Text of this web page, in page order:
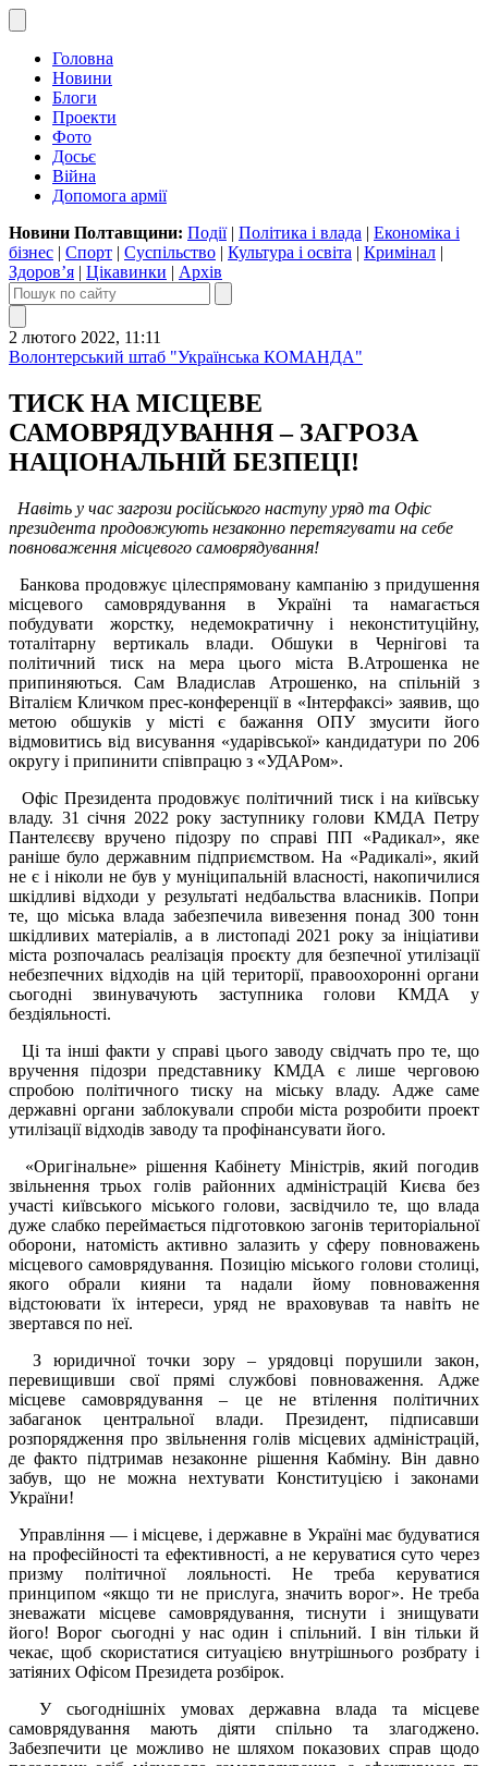
Головна
Новини
Блоги
Проекти
Фото
Досьє
Війна
Допомога армії
Новини Полтавщини: Події| Політика і влада | Економіка і
бізнес | Спорт | Суспільство | Культура і освіта | Кримінал |
Здоров’я | Цікавинки | Архів
2 лютого 2022, 11:11
Волонтерський штаб "Українська КОМАНДА"
ТИСК НА МІСЦЕВЕ
САМОВРЯДУВАННЯ – ЗАГРОЗА
НАЦІОНАЛЬНІЙ БЕЗПЕЦІ!
Навіть у час загрози російського наступу уряд та Офіс
президента продовжують незаконно перетягувати на себе
повноваження місцевого самоврядування!
Банкова продовжує цілеспрямовану кампанію з придушення
місцевого самоврядування в Україні та намагається
побудувати жорстку, недемократичну і неконституційну,
тоталітарну вертикаль влади. Обшуки в Чернігові та
політичний тиск на мера цього міста В.Атрошенка не
припиняються. Сам Владислав Атрошенко, на спільній з
Віталієм Кличком прес-конференції в «Інтерфаксі» заявив, що
метою обшуків у місті є бажання ОПУ змусити його
відмовитись від висування «ударівської» кандидатури по 206
округу і припинити співпрацю з «УДАРом».
Офіс Президента продовжує політичний тиск і на київську
владу. 31 січня 2022 року заступнику голови КМДА Петру
Пантелєєву вручено підозру по справі ПП «Радикал», яке
раніше було державним підприємством. На «Радикалі», який
не є і ніколи не був у муніципальній власності, накопичилися
шкідливі відходи у результаті недбальства власників. Попри
те, що міська влада забезпечила вивезення понад 300 тонн
шкідливих матеріалів, а в листопаді 2021 року за ініціативи
міста розпочалась реалізація проєкту для безпечної утилізації
небезпечних відходів на цій території, правоохоронні органи
сьогодні звинувачують заступника голови КМДА у
бездіяльності.
Ці та інші факти у справі цього заводу свідчать про те, що
вручення підозри представнику КМДА є лише черговою
спробою політичного тиску на міську владу. Адже саме
державні органи заблокували спроби міста розробити проект
утилізації відходів заводу та профінансувати його.
«Оригінальне» рішення Кабінету Міністрів, який погодив
звільнення трьох голів районних адміністрацій Києва без
участі київського міського голови, засвідчило те, що влада
дуже слабко переймається підготовкою загонів територіальної
оборони, натомість активно залазить у сферу повноважень
місцевого самоврядування. Позицію міського голови столиці,
якого обрали кияни та надали йому повноваження
відстоювати їх інтереси, уряд не враховував та навіть не
звертався по неї.
З юридичної точки зору – урядовці порушили закон,
перевищивши свої прямі службові повноваження. Адже
місцеве самоврядування – це не втілення політичних
забаганок центральної влади. Президент, підписавши
розпорядження про звільнення голів місцевих адміністрацій,
де факто підтримав незаконне рішення Кабміну. Він давно
забув, що не можна нехтувати Конституцією і законами
України!
Управління — і місцеве, і державне в Україні має будуватися
на професійності та ефективності, а не керуватися суто через
призму політичної лояльності. Не треба керуватися
принципом «якщо ти не прислуга, значить ворог». Не треба
зневажати місцеве самоврядування, тиснути і знищувати
його! Ворог сьогодні у нас один і спільний. І він тільки й
чекає, щоб скористатися ситуацією внутрішнього розбрату і
затіяних Офісом Президета розбірок.
У сьогоднішніх умовах державна влада та місцеве
самоврядування мають діяти спільно та злагоджено.
Забезпечити це можливо не шляхом показових справ щодо